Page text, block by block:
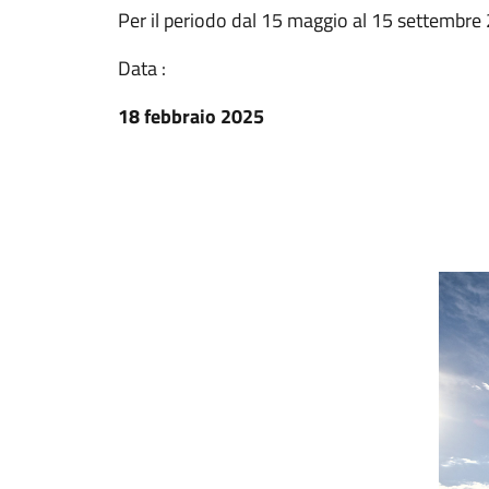
Per il periodo dal 15 maggio al 15 settembre
Data :
18 febbraio 2025